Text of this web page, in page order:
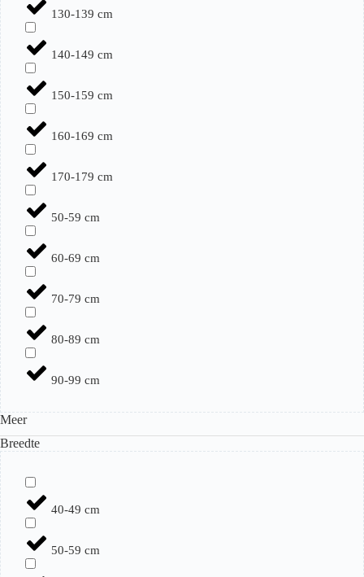
130-139 cm
140-149 cm
150-159 cm
160-169 cm
170-179 cm
50-59 cm
60-69 cm
70-79 cm
80-89 cm
90-99 cm
Meer
Breedte
40-49 cm
50-59 cm